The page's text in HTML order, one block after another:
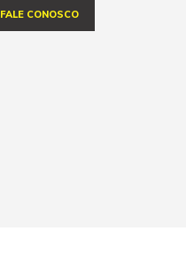
FALE CONOSCO